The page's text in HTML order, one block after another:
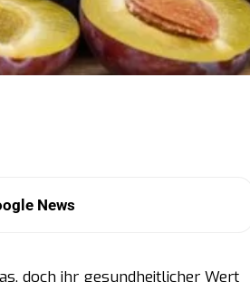
News
doch ihr gesundheitlicher Wert